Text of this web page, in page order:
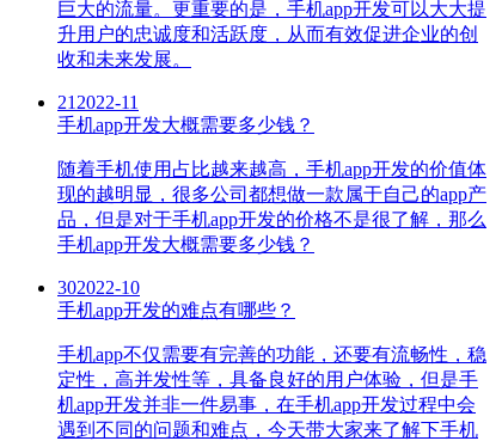
巨大的流量。更重要的是，手机app开发可以大大提
升用户的忠诚度和活跃度，从而有效促进企业的创
收和未来发展。
21 2022-11
手机app开发大概需要多少钱？
随着手机使用占比越来越高，手机app开发的价值体
现的越明显，很多公司都想做一款属于自己的app产
品，但是对于手机app开发的价格不是很了解，那么
手机app开发大概需要多少钱？
302022-10
手机app开发的难点有哪些？
手机app不仅需要有完善的功能，还要有流畅性，稳
定性，高并发性等，具备良好的用户体验，但是手
机app开发并非一件易事，在手机app开发过程中会
遇到不同的问题和难点，今天带大家来了解下手机